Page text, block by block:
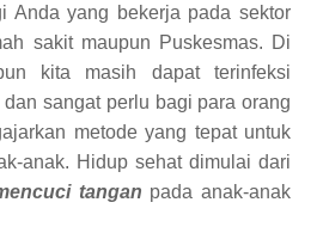
Anda yang bekerja pada sektor
sakit maupun Puskesmas. Di
kita masih dapat terinfeksi
sangat perlu bagi para orang
metode yang tepat untuk
anak. Hidup sehat dimulai dari
tangan pada anak-anak